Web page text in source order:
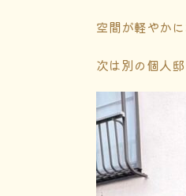
空間が軽やか
次は別の個人